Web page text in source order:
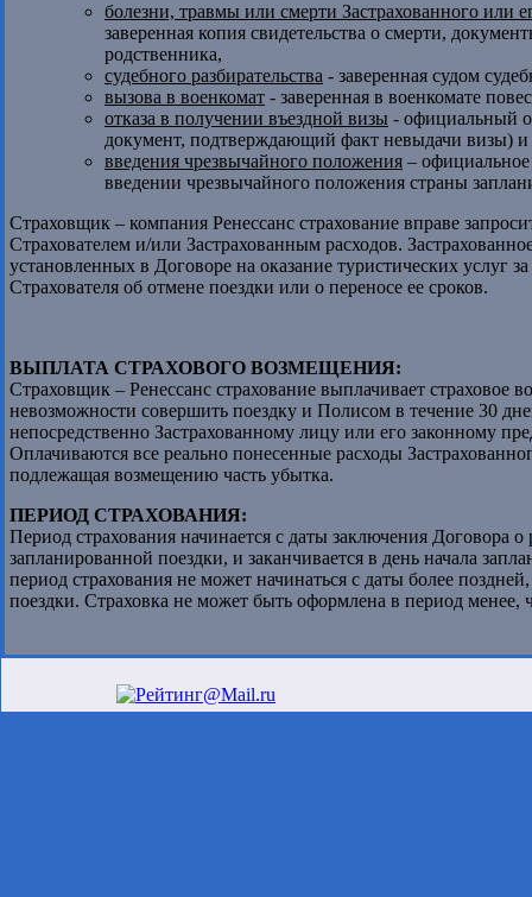
болезни, травмы или смерти Застрахованного или
заверенная копия свидетельства о смерти,
родственника,
судебного разбирательства - заверенная судом
вызова в военкомат - заверенная в военкомате
отказа в получении въездной визы - официальный
документ, подтверждающий факт невыдачи визы) и
введения чрезвычайного положения – официальное
введении чрезвычайного положения страны
Страховщик – компания Ренессанс страхование вправе
Страхователем и/или Застрахованным расходов.
установленных в Договоре на оказание туристических услуг
Страхователя об отмене поездки или о переносе ее сроков.
ВЫПЛАТА СТРАХОВОГО ВОЗМЕЩЕНИЯ:
Страховщик – Ренессанс страхование выплачивает страховое
невозможности совершить поездку и Полисом в течение 30
непосредственно Застрахованному лицу или его законному
Оплачиваются все реально понесенные расходы
подлежащая возмещению часть убытка.
ПЕРИОД СТРАХОВАНИЯ:
Период страхования начинается с даты заключения Договора
запланированной поездки, и заканчивается в день начала
период страхования не может начинаться с даты более
поездки. Страховка не может быть оформлена в период менее,